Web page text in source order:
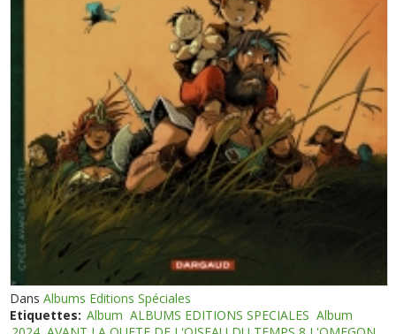
DansAlbums Editions Spéciales
Etiquettes: Album ALBUMS EDITIONS SPECIALES Album